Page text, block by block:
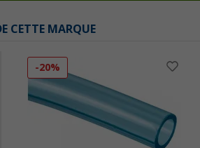
CETTE MARQUE
-20%